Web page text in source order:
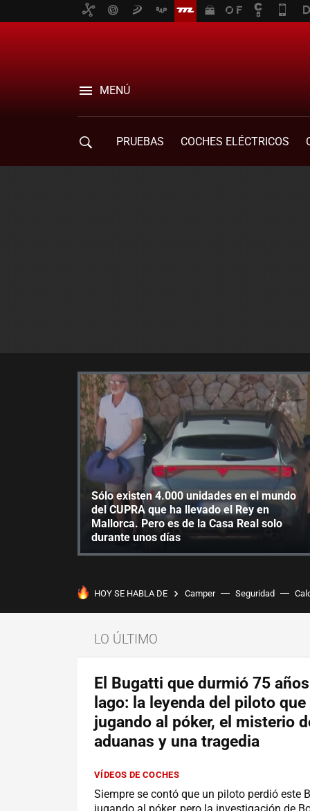
MENÚ
PRUEBAS COCHES ELÉCTRICOS
Sólo existen 4.000 unidades en el mundo
del CUPRA que ha llevado el Rey en
Mallorca. Pero es de la Casa Real solo
durante unos días
HOY SE HABLA DE Camper Seguridad
LO ÚLTIMO
El Bugatti que durmió 75
lago: la leyenda del piloto
jugando al póker, el misterio
aduanas y una tragedia
VÍDEOS DE COCHES
Siempre se contó que un piloto perdió este
jugando al póker, pero la investigación de